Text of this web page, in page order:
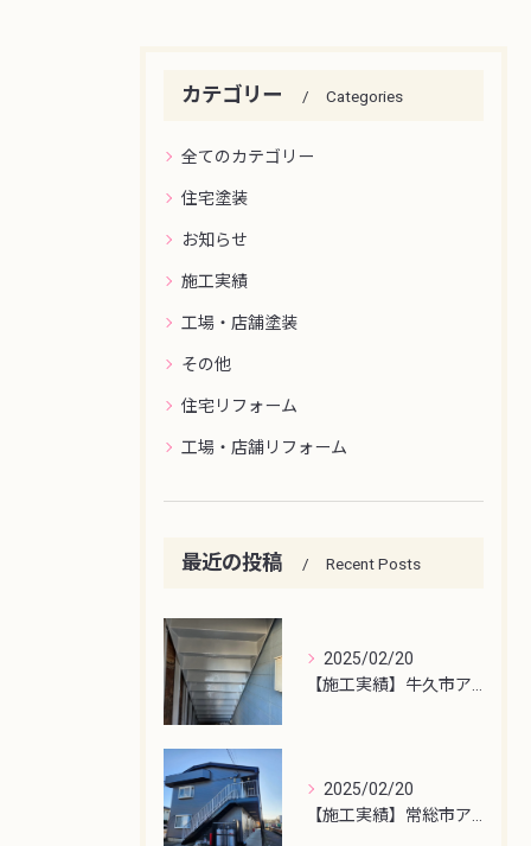
カテゴリー Categories
全てのカテゴリー
住宅塗装
お知らせ
施工実績
工場・店舗塗装
その他
住宅リフォーム
工場・店舗リフォーム
最近の投稿 Recent Posts
2025/02/20
2025/02/20